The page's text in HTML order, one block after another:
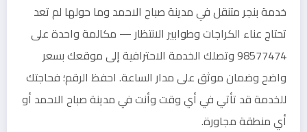
خدمة بنجر متنقل في مدينة صباح الاحمد وما حولها لم تعد
تحتاج عناء الكراجات وطوابير الانتظار — مكالمة واحدة على
98577474 وتصلك الخدمة الاحترافية إلى موقعك بسعر
واضح وضمان موثق على مدار الساعة. احفظ الرقم؛ فحاجتك
للخدمة قد تأتي في أي وقت وأنت في مدينة صباح الاحمد أو
أي منطقة مجاورة.